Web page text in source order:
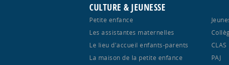
CULTURE & JEUNESSE
Petite enfance
Les assistantes maternelles
Le lieu d'accueil enfants-parents
La maison de la petite enfance
CLAS
PAJ